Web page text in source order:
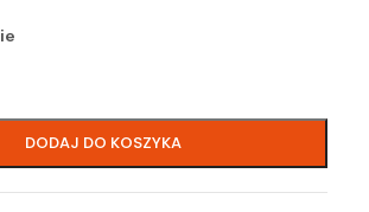
DODAJ DO KOSZYKA